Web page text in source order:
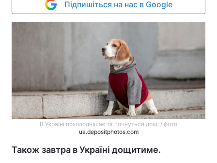
Підпишіться на нас в Google
В Україні похолоднішає та почнуться дощі / фото
ua.depositphotos.com
Також завтра в Україні дощитиме.